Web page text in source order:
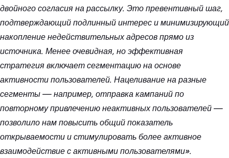
двойного согласия на рассылку. Это превентивный шаг,
подтверждающий подлинный интерес и минимизирующий
накопление недействительных адресов прямо из
источника. Менее очевидная, но эффективная
стратегия включает сегментацию на основе
активности пользователей. Нацеливание на разные
сегменты — например, отправка кампаний по
повторному привлечению неактивных пользователей —
позволило нам повысить общий показатель
открываемости и стимулировать более активное
взаимодействие с активными пользователями».